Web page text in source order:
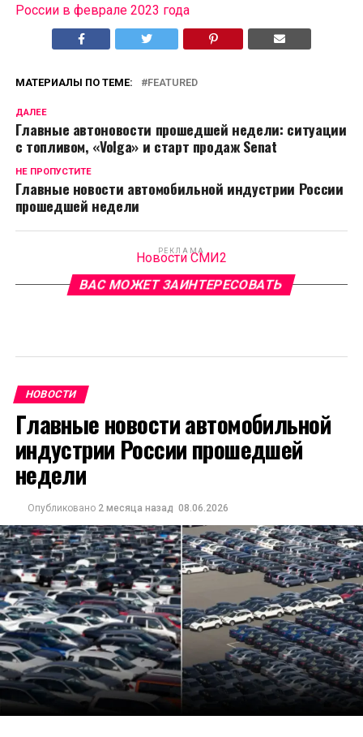
России в феврале 2023 года
МАТЕРИАЛЫ ПО ТЕМЕ: FEATURED
ДАЛЕЕ
Главные автоновости прошедшей недели: ситуации
с топливом, «Volga» и старт продаж Senat
НЕ ПРОПУСТИТЕ
Главные новости автомобильной индустрии России
прошедшей недели
РЕКЛАМА
Новости СМИ2
ВАС МОЖЕТ ЗАИНТЕРЕСОВАТЬ
НОВОСТИ
Главные новости автомобильной
индустрии России прошедшей
недели
Опубликовано 2 месяца назад 08.06.2026